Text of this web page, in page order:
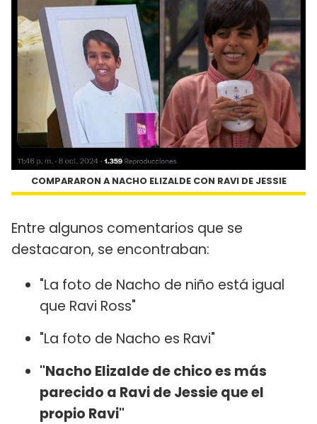
COMPARARON A NACHO ELIZALDE CON RAVI DE JESSIE
Entre algunos comentarios que se
destacaron, se encontraban:
"La foto de Nacho de niño está igual
que Ravi Ross"
"La foto de Nacho es Ravi"
"Nacho Elizalde de chico es más
parecido a Ravi de Jessie que el
propio Ravi"